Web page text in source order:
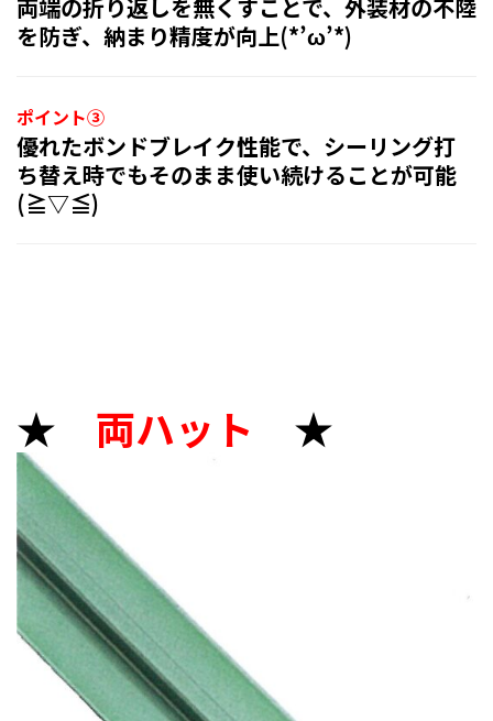
両端の折り返しを無くすことで、外装材の不陸
を防ぎ、納まり精度が向上(*’ω’*)
ポイント③
優れたボンドブレイク性能で、シーリング打
ち替え時でもそのまま使い続けることが可能
(≧▽≦)
★ 両ハット ★